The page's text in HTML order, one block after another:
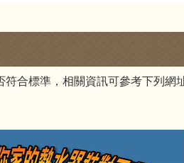
合標準，相關資訊可參考下列網址